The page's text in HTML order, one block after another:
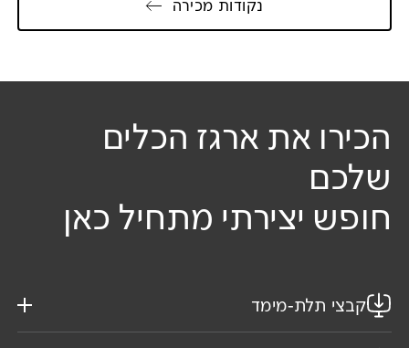
נקודות מכירה
הכירו את ארגז הכלים
שלכם
חופש יצירתי מתחיל כאן
קבצי תלת-מימד